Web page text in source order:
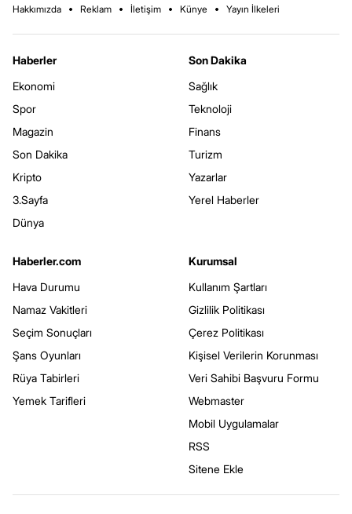
Hakkımızda Reklam İletişim Künye Yayın İlkeleri
Haberler
Ekonomi
Spor
Magazin
Son Dakika
Kripto
3.Sayfa
Dünya
Son Dakika
Sağlık
Teknoloji
Finans
Turizm
Yazarlar
Yerel Haberler
Haberler.com
Hava Durumu
Namaz Vakitleri
Seçim Sonuçları
Şans Oyunları
Rüya Tabirleri
Yemek Tarifleri
Kurumsal
Kullanım Şartları
Gizlilik Politikası
Çerez Politikası
Kişisel Verilerin Korunması
Veri Sahibi Başvuru Formu
Webmaster
Mobil Uygulamalar
RSS
Sitene Ekle